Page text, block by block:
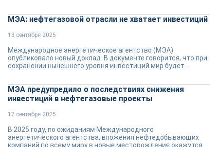
МЭА: нефтегазовой отрасли не хватает инвестиций
18 сентября 2025
Международное энергетическое агентство (МЭА)
опубликовало новый доклад. В документе говорится, что при
сохранении нынешнего уровня инвестиций мир будет...
МЭА предупредило о последствиях снижения
инвестиций в нефтегазовые проекты
17 сентября 2025
В 2025 году, по ожиданиям Международного
энергетического агентства, вложения нефтедобывающих
компаний по всему миру в новые месторождения окажутся